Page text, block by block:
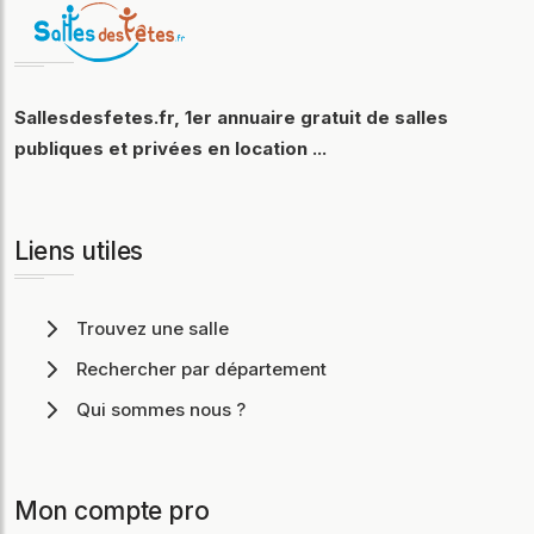
Sallesdesfetes.fr, 1er annuaire gratuit de salles
publiques et privées en location ...
Liens utiles
Trouvez une salle
Rechercher par département
Qui sommes nous ?
Mon compte pro